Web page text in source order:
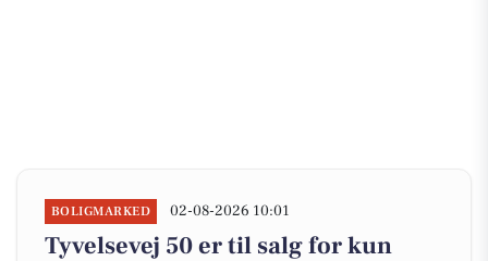
BOLIGMARKED 02-08-2026 10:01
Tyvelsevej 50 er til salg for kun